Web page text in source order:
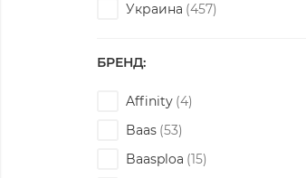
Украина
БРЕНД:
Affinity
Baas
Baasploa